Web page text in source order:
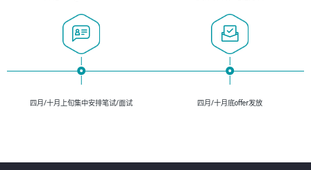
四月/十月上旬集中安排笔试/面试 四月/十月底offer发放